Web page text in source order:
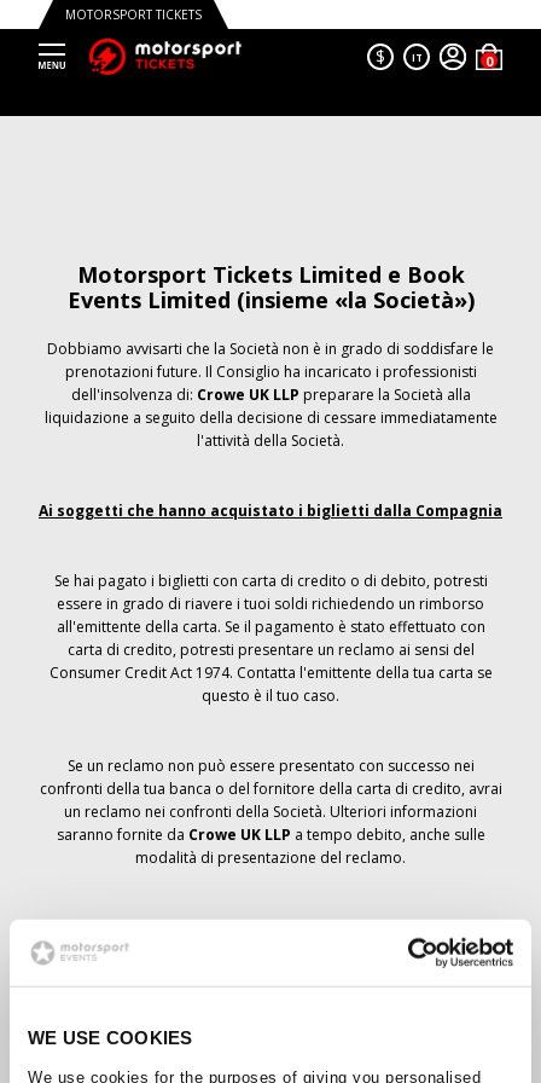
WE USE COOKIES
We use cookies for the purposes of giving you personalised
MOTORSPORT TICKETS
$ IT
Motorsport Tickets Limited e Book
Events Limited (insieme «la Società»)
Dobbiamo avvisarti che la Società non è in grado di soddisfare le
prenotazioni future. Il Consiglio ha incaricato i professionisti
dell'insolvenza di: Crowe UK LLP preparare la Società alla
liquidazione a seguito della decisione di cessare immediatamente
l'attività della Società.
Ai soggetti che hanno acquistato i biglietti dalla Compagnia
Se hai pagato i biglietti con carta di credito o di debito, potresti
essere in grado di riavere i tuoi soldi richiedendo un rimborso
all'emittente della carta. Se il pagamento è stato effettuato con
carta di credito, potresti presentare un reclamo ai sensi del
Consumer Credit Act 1974. Contatta l'emittente della tua carta se
questo è il tuo caso.
Se un reclamo non può essere presentato con successo nei
confronti della tua banca o del fornitore della carta di credito, avrai
un reclamo nei confronti della Società. Ulteriori informazioni
saranno fornite da Crowe UK LLP a tempo debito, anche sulle
modalità di presentazione del reclamo.
del biglietto, la prenotazione non è stata cancellata e si prevede
che riceverai i biglietti ordinati a tempo debito. La direzione della